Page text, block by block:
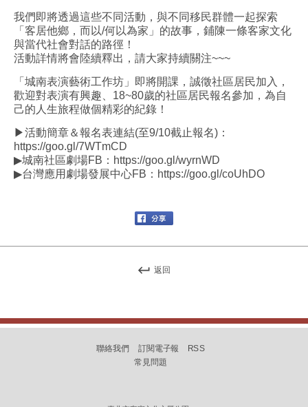
我們即將透過這些不同活動，與不同移民群體一起探索
「客居他鄉，而以/何以為家」的故事，鋪陳一條客家文化
與當代社會對話的路徑！
活動詳情將會陸續釋出，請大家持續關注~~~
「城南表演藝術工作坊」即將開課，誠徵社區居民加入，
歡迎對表演有興趣、18~80歲的社區居民報名參加，為自
己的人生旅程做個精彩的紀錄！
▶活動簡章＆報名表連結(至9/10截止報名)：
https://goo.gl/7WTmCD
▶城南社區劇場FB：https://goo.gl/wyrnWD
▶台灣應用劇場發展中心FB：https://goo.gl/coUhDO
返回
聯絡我們 訂閱電子報
RSS
常見問題